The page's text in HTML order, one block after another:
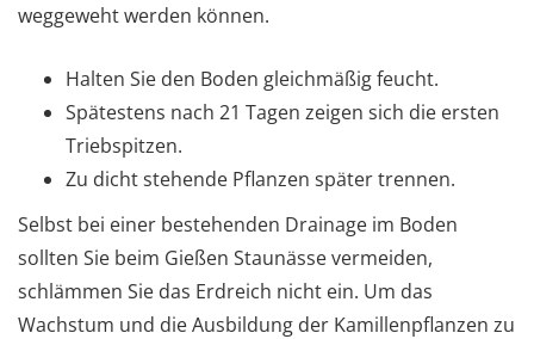
weggeweht werden können.
Halten Sie den Boden gleichmäßig feucht.
Spätestens nach 21 Tagen zeigen sich die ersten
Triebspitzen.
Zu dicht stehende Pflanzen später trennen.
Selbst bei einer bestehenden Drainage im Boden
sollten Sie beim Gießen Staunässe vermeiden,
schlämmen Sie das Erdreich nicht ein. Um das
Wachstum und die Ausbildung der Kamillenpflanzen zu